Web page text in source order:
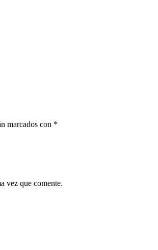
marcados con *
vez que comente.